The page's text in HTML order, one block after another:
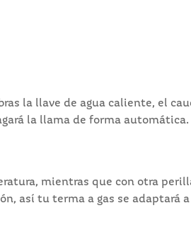
la llave de agua caliente, el
la llama de forma automática.
mientras que con otra
así tu terma a gas se adaptará a